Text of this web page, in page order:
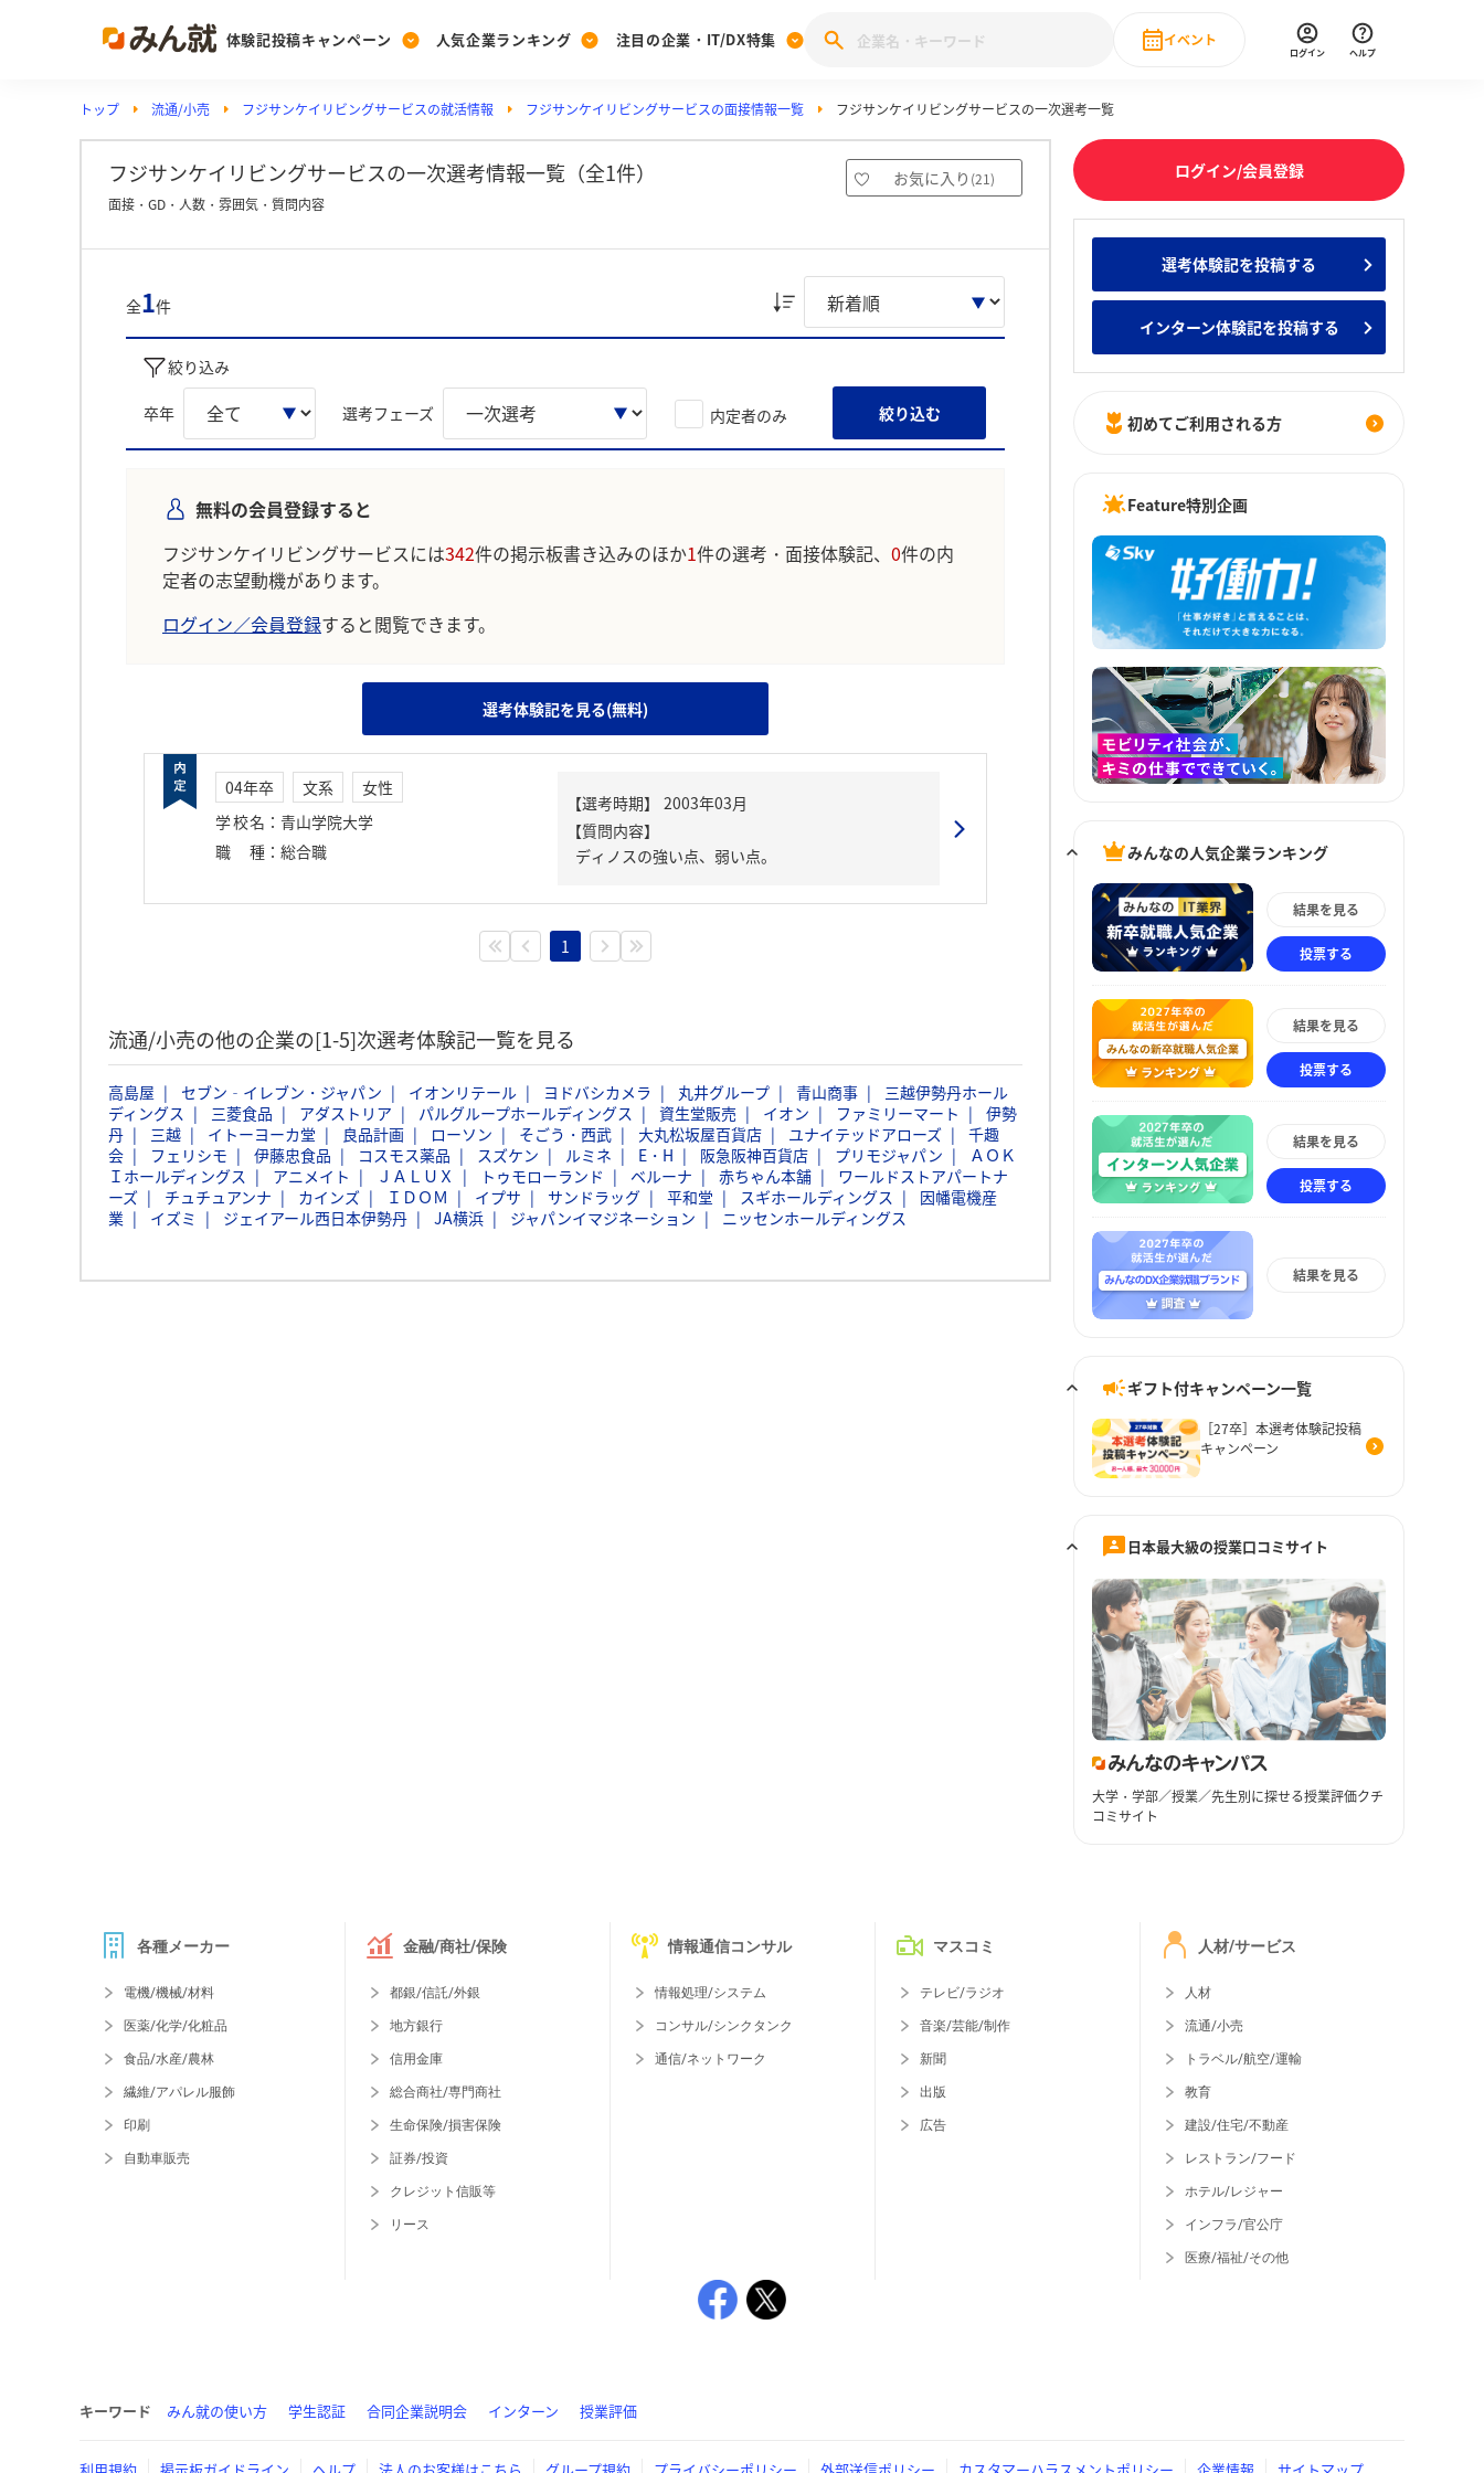
体験記投稿キャンペーン
Post
投稿する
[27卒] 本選考体験記投稿キャンペーン
人気企業ランキング
Ranking
ランキングを見る
みんなのDX企業就職ブランド調査
Vote みんなの新卒就職人気企業ランキング みんなのインターン人気企業ランキ
注目の企業・IT/DX特集
PickUp
注目の企業特集
28卒 IT・DX現場社員インタビュー
イベント
直近のイベント一覧
ログイン ヘルプ
トップ 流通/小売 フジサンケイリビングサービスの就活情報 フジサンケイリビングサービスの面接情報一覧 フジサンケイリビングサービスの一次選考一覧
フジサンケイリビングサービスの一次選考情報一覧（全1件） お気に入り (21)
面接・GD・人数・雰囲気・質問内容
全1件
絞り込み
卒年 選考フェーズ 内定者のみ 絞り込む
無料の会員登録すると
フジサンケイリビングサービスには342件の掲示板書き込みのほか1件の選考・面接体験記、 0件の内
定者の志望動機があります。
ログイン／会員登録すると閲覧できます。
選考体験記を見る(無料)
04年卒 文系
女性
学校名 ： 青山学院大学
職種 ： 総合職
【質問内容】
ディノスの強い点、弱い点。
1
流通/小売の他の企業の[1-5]次選考体験記一覧を見る
高島屋 セブン‐イレブン・ジャパン イオンリテール ヨドバシカメラ 丸井グループ 青山商事
三越伊勢丹ホール
ディングス
三菱食品 アダストリア パルグループホールディングス 資生堂販売 イオン ファミリーマート
伊勢
丹
三越 イトーヨーカ堂 良品計画 ローソン そごう・西武 大丸松坂屋百貨店 ユナイテッドアローズ
千趣
会
フェリシモ 伊藤忠食品 コスモス薬品 スズケン ルミネ E・H 阪急阪神百貨店 プリモジャパン
ＡＯＫ
Ｉホールディングス
アニメイト ＪＡＬＵＸ トゥモローランド ベルーナ 赤ちゃん本舗
ワールドストアパートナ
ーズ
チュチュアンナ カインズ ＩＤＯＭ イプサ サンドラッグ 平和堂 スギホールディングス
因幡電機産
業
イズミ ジェイアール西日本伊勢丹 JA横浜 ジャパンイマジネーション ニッセンホールディングス
ログイン/会員登録
選考体験記を投稿する
インターン体験記を投稿する
初めてご利用される方
Feature特別企画
みんなの人気企業ランキング
結果を見る
投票する
結果を見る
投票する
結果を見る
投票する
結果を見る
ギフト付キャンペーン一覧
［27卒］本選考体験記投稿
キャンペーン
日本最大級の授業口コミサイト
大学・学部／授業／先生別に探せる授業評価クチ
コミサイト
各種メーカー
電機/機械/材料
医薬/化学/化粧品
食品/水産/農林
繊維/アパレル服飾
印刷
自動車販売
金融/商社/保険
都銀/信託/外銀
地方銀行
信用金庫
総合商社/専門商社
生命保険/損害保険
証券/投資
クレジット信販等
リース
情報通信コンサル
情報処理/システム
コンサル/シンクタンク
通信/ネットワーク
マスコミ
テレビ/ラジオ
音楽/芸能/制作
新聞
出版
広告
人材/サービス
人材
流通/小売
トラベル/航空/運輸
教育
建設/住宅/不動産
レストラン/フード
ホテル/レジャー
インフラ/官公庁
医療/福祉/その他
キーワード みん就の使い方 学生認証 合同企業説明会 インターン 授業評価